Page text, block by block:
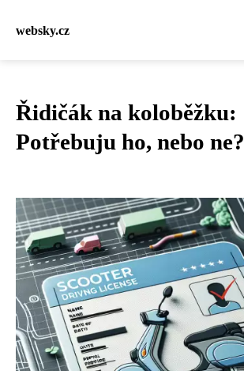
websky.cz
Řidičák na koloběžku:
Potřebuju ho, nebo ne?